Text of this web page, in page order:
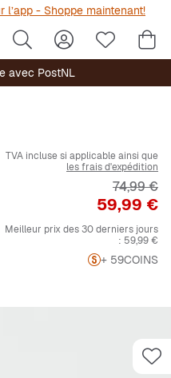
l’app - Shoppe maintenant!
avec PostNL
TVA incluse si applicable ainsi que
les frais d'expédition
Prix
59,99 €
Prix
74,99 €
Meilleur prix des 30 derniers jours
: 59,99 €
+ 59COINS